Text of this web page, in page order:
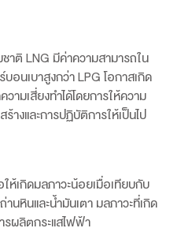
าติ LNG มีค่าความสามารถใน
อนเบาสูงกว่า LPG โอกาสเกิด
ามเสี่ยงทำได้โดยการให้ความ
งและการปฏิบัติการให้เป็นไป
ห้เกิดมลภาวะน้อยเมื่อเทียบกับ
นหินและน้ำมันเตา มลภาวะที่เกิด
รผลิตกระแสไฟฟ้า